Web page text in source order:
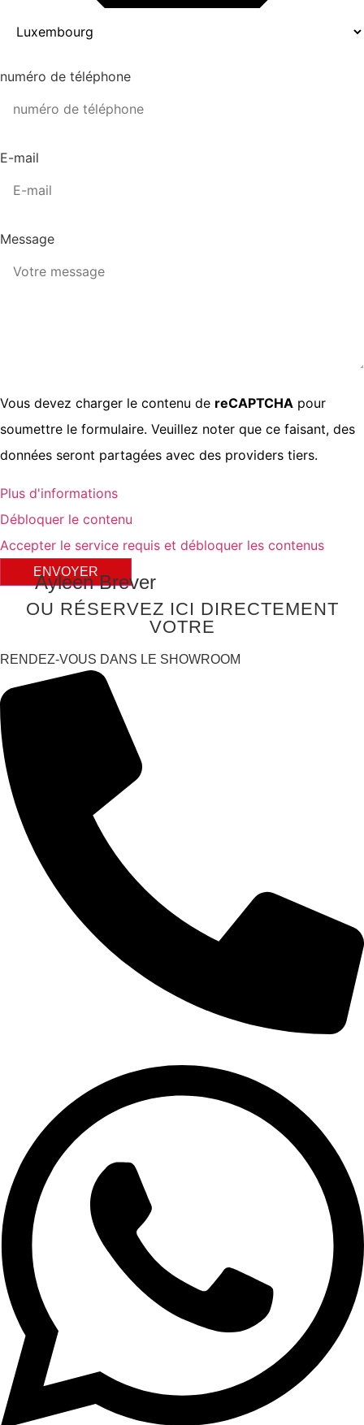
numéro de téléphone
E-mail
Message
Vous devez charger le contenu de reCAPTCHA pour
soumettre le formulaire. Veuillez noter que ce faisant, des
données seront partagées avec des providers tiers.
Plus d'informations
Débloquer le contenu
Accepter le service requis et débloquer les contenus
ENVOYER
OU RÉSERVEZ ICI DIRECTEMENT
VOTRE
RENDEZ-VOUS DANS LE SHOWROOM
Ayleen Brever